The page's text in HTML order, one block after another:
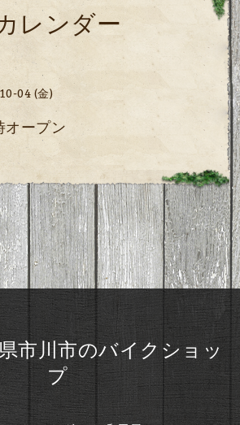
レンダー
04 (金)
オープン
市川市のバイクショッ
プ